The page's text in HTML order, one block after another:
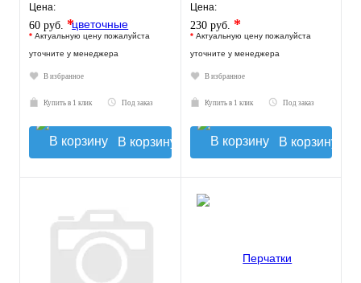
Цена:
60 руб. *
* Актуальную цену пожалуйста
уточните у менеджера
В избранное
Купить в 1 клик Под заказ
В корзину
Цена:
230 руб. *
* Актуальную цену пожалуйста
уточните у менеджера
В избранное
Купить в 1 клик Под заказ
В корзину